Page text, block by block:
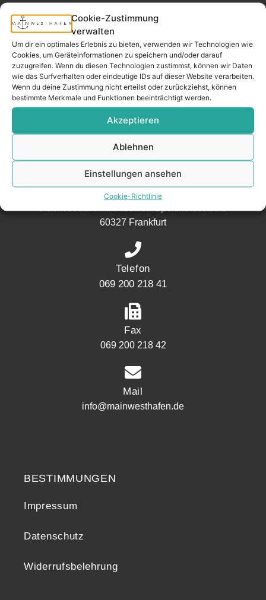
Cookie-Zustimmung
verwalten
Um dir ein optimales Erlebnis zu bieten, verwenden wir Technologien wie
Cookies, um Geräteinformationen zu speichern und/oder darauf
zuzugreifen. Wenn du diesen Technologien zustimmst, können wir Daten
wie das Surfverhalten oder eindeutige IDs auf dieser Website verarbeiten.
Wenn du deine Zustimmung nicht erteilst oder zurückziehst, können
bestimmte Merkmale und Funktionen beeinträchtigt werden.
Akzeptieren
Ablehnen
Einstellungen ansehen
Cookie-Richtlinie
MAINWESTHAFEN
IMMOBILIEN
Ihr Immobilienpartner
aus der
Nachbarschaft.
– seit 2017.
Adresse
60327 Frankfurt
Telefon
069 200 218 41
Fax
069 200 218 42
Mail
info@mainwesthafen.de
BESTIMMUNGEN
Impressum
Datenschutz
Widerrufsbelehrung